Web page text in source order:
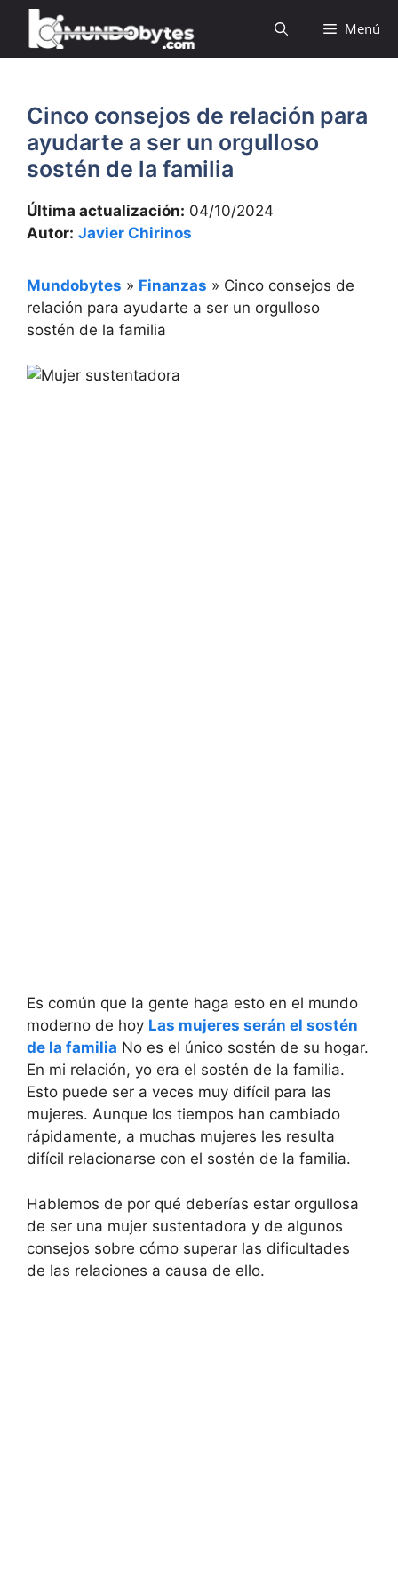
Saltar
contenido
Menú
Cinco consejos de relación para
ayudarte a ser un orgulloso
sostén de la familia
Última actualización: 04/10/2024
Autor: Javier Chirinos
Mundobytes » Finanzas » Cinco consejos de
relación para ayudarte a ser un orgulloso
sostén de la familia
Es común que la gente haga esto en el mundo
moderno de hoy Las mujeres serán el sostén
de la familia No es el único sostén de su hogar.
En mi relación, yo era el sostén de la familia.
Esto puede ser a veces muy difícil para las
mujeres. Aunque los tiempos han cambiado
rápidamente, a muchas mujeres les resulta
difícil relacionarse con el sostén de la familia.
Hablemos de por qué deberías estar orgullosa
de ser una mujer sustentadora y de algunos
consejos sobre cómo superar las dificultades
de las relaciones a causa de ello.